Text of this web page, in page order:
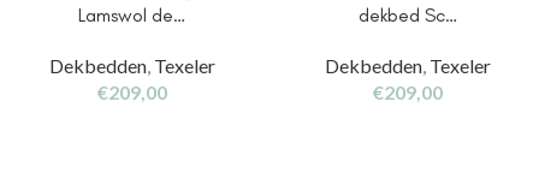
Lamswol de…
Dekbedden, Texeler
€209,00
dekbed Sc…
Dekbedden, Texeler
€209,00